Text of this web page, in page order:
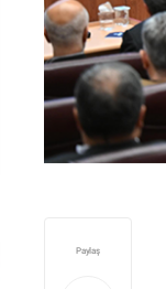
Paylaş